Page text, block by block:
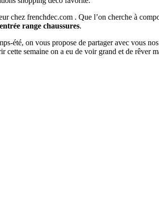
chez frenchdec.com . Que l’on cherche à
range chaussures.
été, on vous propose de partager avec vous
semaine on a eu de voir grand et de rêver